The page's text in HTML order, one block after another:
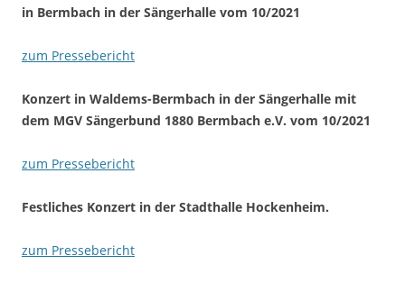
in Bermbach in der Sängerhalle vom 10/2021
zum Pressebericht
Konzert in Waldems-Bermbach in der Sängerhalle mit
dem MGV Sängerbund 1880 Bermbach e.V. vom 10/2021
zum Pressebericht
Festliches Konzert in der Stadthalle Hockenheim.
zum Pressebericht